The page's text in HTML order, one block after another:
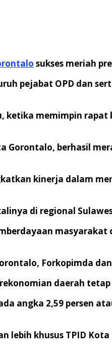
sukses meriah
pejabat OPD dan
memimpin
Gorontalo, berhasil
kinerja dalam
di regional
Forkopimda
daerah
angka 2,59 persen
lebih khusus TPID